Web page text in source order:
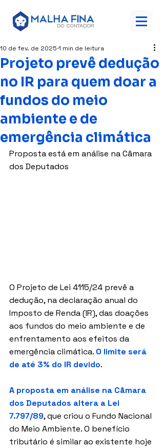
Projeto prevê dedução
no IR para quem doar a
fundos do meio
ambiente e de
emergência climática
10 de fev. de 2025 1 min de leitura
Proposta está em análise na Câmara
dos Deputados
O Projeto de Lei 4115/24 prevê a
dedução, na declaração anual do
Imposto de Renda (IR), das doações
aos fundos do meio ambiente e de
enfrentamento aos efeitos da
emergência climática. O limite será
de até 3% do IR devido.
A proposta em análise na Câmara
dos Deputados altera a Lei
7.797/89, que criou o Fundo Nacional
do Meio Ambiente. O benefício
tributário é similar ao existente hoje